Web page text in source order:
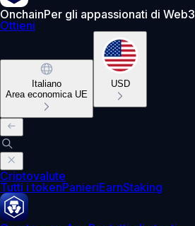
OnchainPer gli appassionati di Web3
Ottieni
Italiano
Area economica UE
USD
Criptovalute
Tutti i tokenPanieriEarnStaking